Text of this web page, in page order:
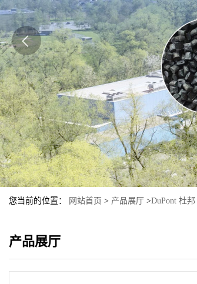
您当前的位置： 网站首页 > 产品展厅 >DuPont 杜邦
产品展厅